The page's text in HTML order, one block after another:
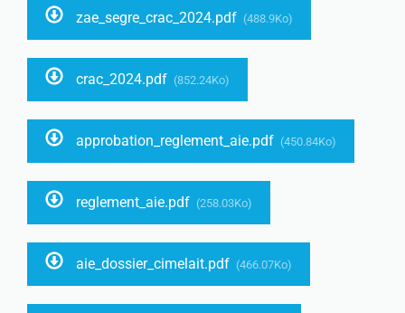
zae_segre_crac_2024.pdf (488.9Ko)
crac_2024.pdf (852.24Ko)
approbation_reglement_aie.pdf (450.84Ko)
reglement_aie.pdf (258.03Ko)
aie_dossier_cimelait.pdf (466.07Ko)